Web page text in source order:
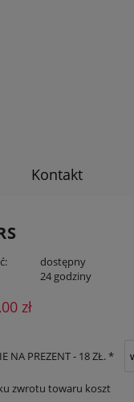
Kontakt
dostępny
24 godziny
zł
NA PREZENT - 18 ZŁ. *
zwrotu towaru koszt